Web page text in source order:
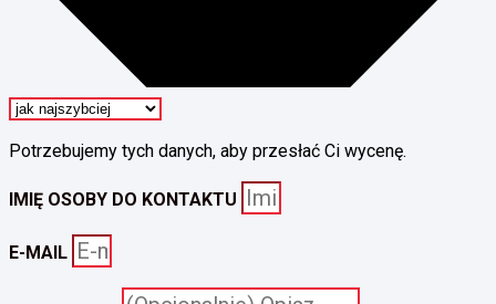
Potrzebujemy tych danych, aby przesłać Ci wycenę.
IMIĘ OSOBY DO KONTAKTU
E-MAIL